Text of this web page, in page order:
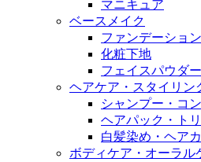
マニキュア
ベースメイク
ファンデーション
化粧下地
フェイスパウダー
ヘアケア・スタイリン
シャンプー・コ
ヘアパック・ト
白髪染め・ヘア
ボディケア・オーラル